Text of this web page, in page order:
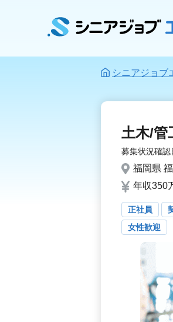
シニアジョブ
土木/管
募集状況確認
福岡県
年収350
正社員
女性歓迎